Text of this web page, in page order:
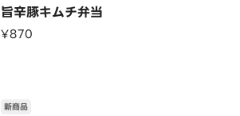
旨辛豚キムチ弁当
¥870
新商品